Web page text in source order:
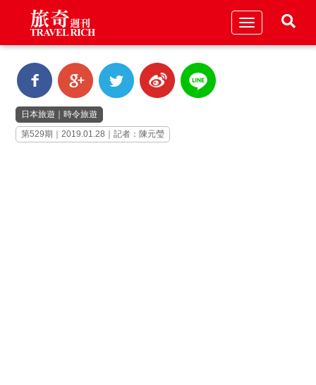
Toggle
日本旅遊
時令旅遊
第529期｜2019.01.28｜記者：陳元瑩